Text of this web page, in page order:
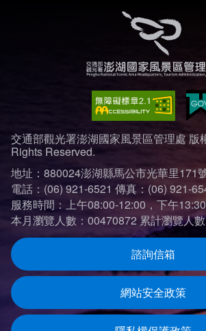
交通部觀光署澎湖國家風景區管理處 版
Rights Reserved.
地址：880024澎湖縣馬公市光華里171
電話：(06) 921-6521 傳真：(06) 921-
服務時間：上午08:00-12:00，下午
本月瀏覽人數：00470872 累計瀏覽人
諮詢信箱
網站安全政策